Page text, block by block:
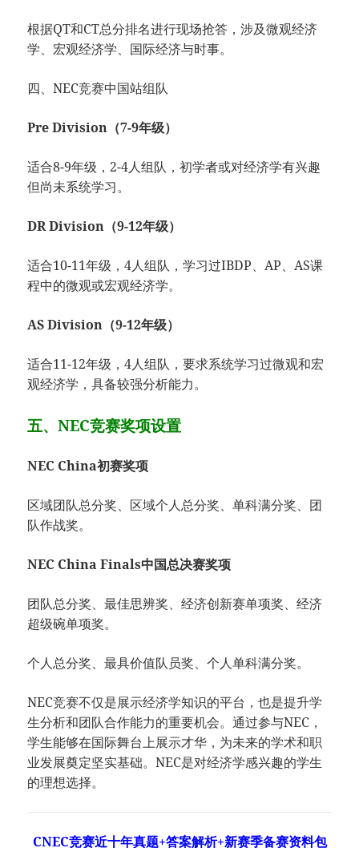
根据QT和CT总分排名进行现场抢答，涉及微观经济
学、宏观经济学、国际经济与时事。
四、NEC竞赛中国站组队
Pre Division（7-9年级）
适合8-9年级，2-4人组队，初学者或对经济学有兴趣
但尚未系统学习。
DR Division（9-12年级）
适合10-11年级，4人组队，学习过IBDP、AP、AS课
程中的微观或宏观经济学。
AS Division（9-12年级）
适合11-12年级，4人组队，要求系统学习过微观和宏
观经济学，具备较强分析能力。
五、NEC竞赛奖项设置
NEC China初赛奖项
区域团队总分奖、区域个人总分奖、单科满分奖、团
队作战奖。
NEC China Finals中国总决赛奖项
团队总分奖、最佳思辨奖、经济创新赛单项奖、经济
超级碗单项奖。
个人总分奖、最具价值队员奖、个人单科满分奖。
NEC竞赛不仅是展示经济学知识的平台，也是提升学
生分析和团队合作能力的重要机会。通过参与NEC，
学生能够在国际舞台上展示才华，为未来的学术和职
业发展奠定坚实基础。NEC是对经济学感兴趣的学生
的理想选择。
CNEC竞赛近十年真题+答案解析+新赛季备赛资料包